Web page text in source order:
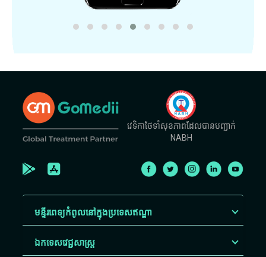
វេទិកាថែទាំសុខភាពដែលបានបញ្ជាក់
NABH
មន្ទីរពេទ្យកំពូលនៅក្នុងប្រទេសឥណ្ឌា
ឯកទេសវេជ្ជសាស្ត្រ